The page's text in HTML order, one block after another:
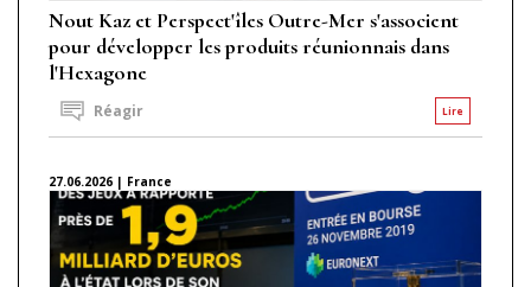
Nout Kaz et Perspect'îles Outre-Mer s'associent
pour développer les produits réunionnais dans
l'Hexagone
Lire
Réagir
27.06.2026 | France